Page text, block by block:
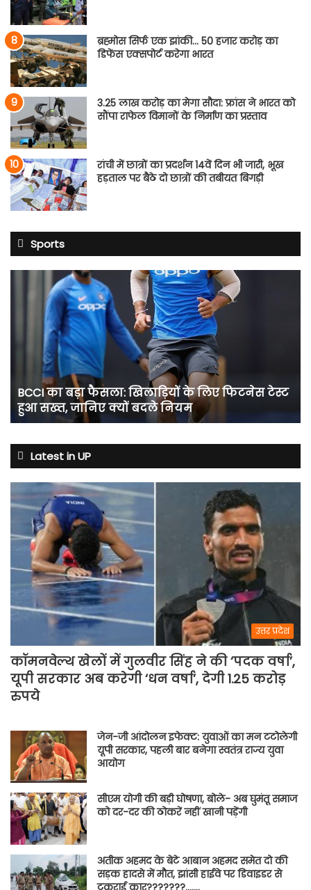
ब्रह्मोस सिर्फ एक झांकी… 50 हजार करोड़ का
डिफेंस एक्सपोर्ट करेगा भारत
3.25 लाख करोड़ का मेगा सौदा: फ्रांस ने भारत को
सौंपा राफेल विमानों के निर्माण का प्रस्ताव
रांची में छात्रों का प्रदर्शन 14वें दिन भी जारी, भूख
हड़ताल पर बैठे दो छात्रों की तबीयत बिगड़ी
Sports
खिलाड़ियों
टेस्ट
हुआ
सख्त,
क्यों
बदले
नियम
BCCI का बड़ा फैसला: खिलाड़ियों के लिए फिटनेस टेस्ट
हुआ सख्त, जानिए क्यों बदले नियम
Latest in UP
उत्तर प्रदेश
कॉमनवेल्थ खेलों में गुलवीर सिंह ने की ‘पदक वर्षा’,
यूपी सरकार अब करेगी ‘धन वर्षा’, देगी 1.25 करोड़
रुपये
जेन-जी आंदोलन इफेक्ट: युवाओं का मन टटोलेगी
यूपी सरकार, पहली बार बनेगा स्वतंत्र राज्य युवा
आयोग
सीएम योगी की बड़ी घोषणा, बोले- अब घुमंतू समाज
को दर-दर की ठोकरें नहीं खानी पड़ेंगी
अतीक अहमद के बेटे आबान अहमद समेत दो की
सड़क हादसे में मौत, झांसी हाईवे पर डिवाइडर से